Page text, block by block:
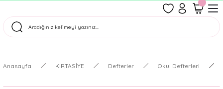
Tüm Siparişler Aynı Gün Kargoda!
Anasayfa KIRTASİYE Defterler Okul Defterleri